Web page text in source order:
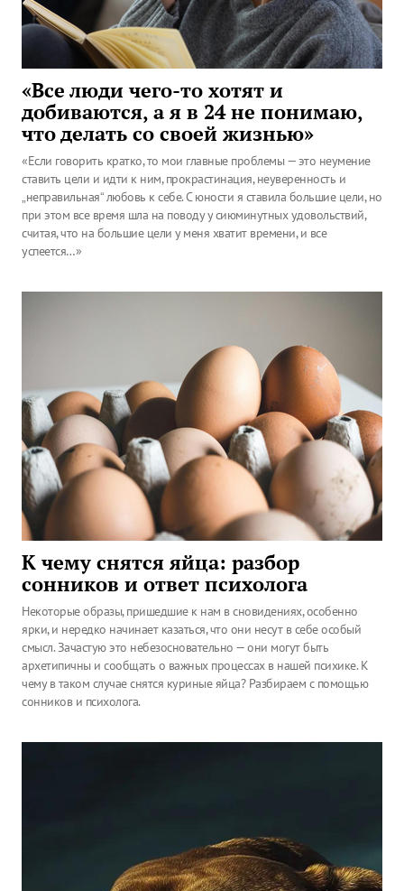
«Все люди чего-то хотят и
добиваются, а я в 24 не понимаю,
что делать со своей жизнью»
«Если говорить кратко, то мои главные проблемы — это неумение
ставить цели и идти к ним, прокрастинация, неуверенность и
„неправильная“ любовь к себе. С юности я ставила большие цели, но
при этом все время шла на поводу у сиюминутных удовольствий,
считая, что на большие цели у меня хватит времени, и все
успеется…»
К чему снятся яйца: разбор
сонников и ответ психолога
Некоторые образы, пришедшие к нам в сновидениях, особенно
ярки, и нередко начинает казаться, что они несут в себе особый
смысл. Зачастую это небезосновательно — они могут быть
архетипичны и сообщать о важных процессах в нашей психике. К
чему в таком случае снятся куриные яйца? Разбираем с помощью
сонников и психолога.